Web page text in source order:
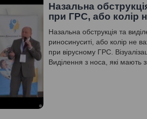
Назальна
при ГРС, або колір
Назальна обструкція та
риносинуситі, або колір не
при вірусному ГРС.
Виділення з носа, які мають